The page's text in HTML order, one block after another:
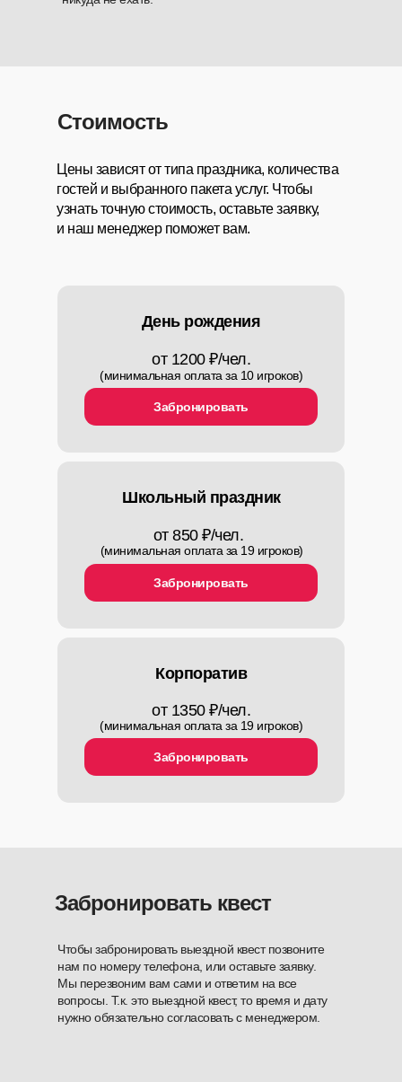
Стоимость
Цены зависят от типа праздника, количества
гостей и выбранного пакета услуг. Чтобы
узнать точную стоимость, оставьте заявку,
и наш менеджер поможет вам.
Забронировать
от 1350 ₽/чел.
Корпоратив
(минимальная оплата за 19 игроков)
Забронировать
от 850 ₽/чел.
Школьный праздник
(минимальная оплата за 19 игроков)
Забронировать
от 1200 ₽/чел.
День рождения
(минимальная оплата за 10 игроков)
Забронировать квест
Чтобы забронировать выездной квест позвоните
нам по номеру телефона, или оставьте заявку.
Мы перезвоним вам сами и ответим на все
вопросы. Т.к. это выездной квест, то время и дату
нужно обязательно согласовать с менеджером.
© 2023 ИП Щербаков И.В.
Политика конфиденциальности
Согласие на обработку
персональных данных
Каталог квестов
Контакты
Сборные игры
Сертификаты
Отзывы
+7 904 990 3333